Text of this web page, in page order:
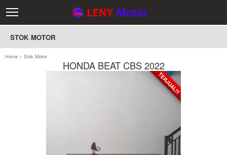
STOK MOTOR
Home > Stok Motor
HONDA BEAT CBS 2022
TERJUAL!!!